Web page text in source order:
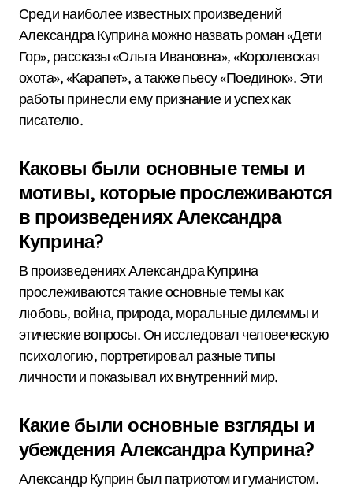
Среди наиболее известных произведений
Александра Куприна можно назвать роман «Дети
Гор», рассказы «Ольга Ивановна», «Королевская
охота», «Карапет», а также пьесу «Поединок». Эти
работы принесли ему признание и успех как
писателю.
Каковы были основные темы и
мотивы, которые прослеживаются
в произведениях Александра
Куприна?
В произведениях Александра Куприна
прослеживаются такие основные темы как
любовь, война, природа, моральные дилеммы и
этические вопросы. Он исследовал человеческую
психологию, портретировал разные типы
личности и показывал их внутренний мир.
Какие были основные взгляды и
убеждения Александра Куприна?
Александр Куприн был патриотом и гуманистом.